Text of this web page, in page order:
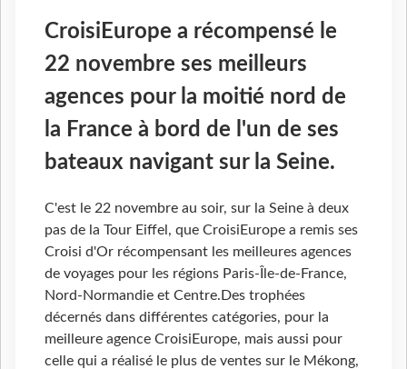
CroisiEurope a récompensé le
22 novembre ses meilleurs
agences pour la moitié nord de
la France à bord de l'un de ses
bateaux navigant sur la Seine.
C'est le 22 novembre au soir, sur la Seine à deux
pas de la Tour Eiffel, que CroisiEurope a remis ses
Croisi d'Or récompensant les meilleures agences
de voyages pour les régions Paris-Île-de-France,
Nord-Normandie et Centre.Des trophées
décernés dans différentes catégories, pour la
meilleure agence CroisiEurope, mais aussi pour
celle qui a réalisé le plus de ventes sur le Mékong,